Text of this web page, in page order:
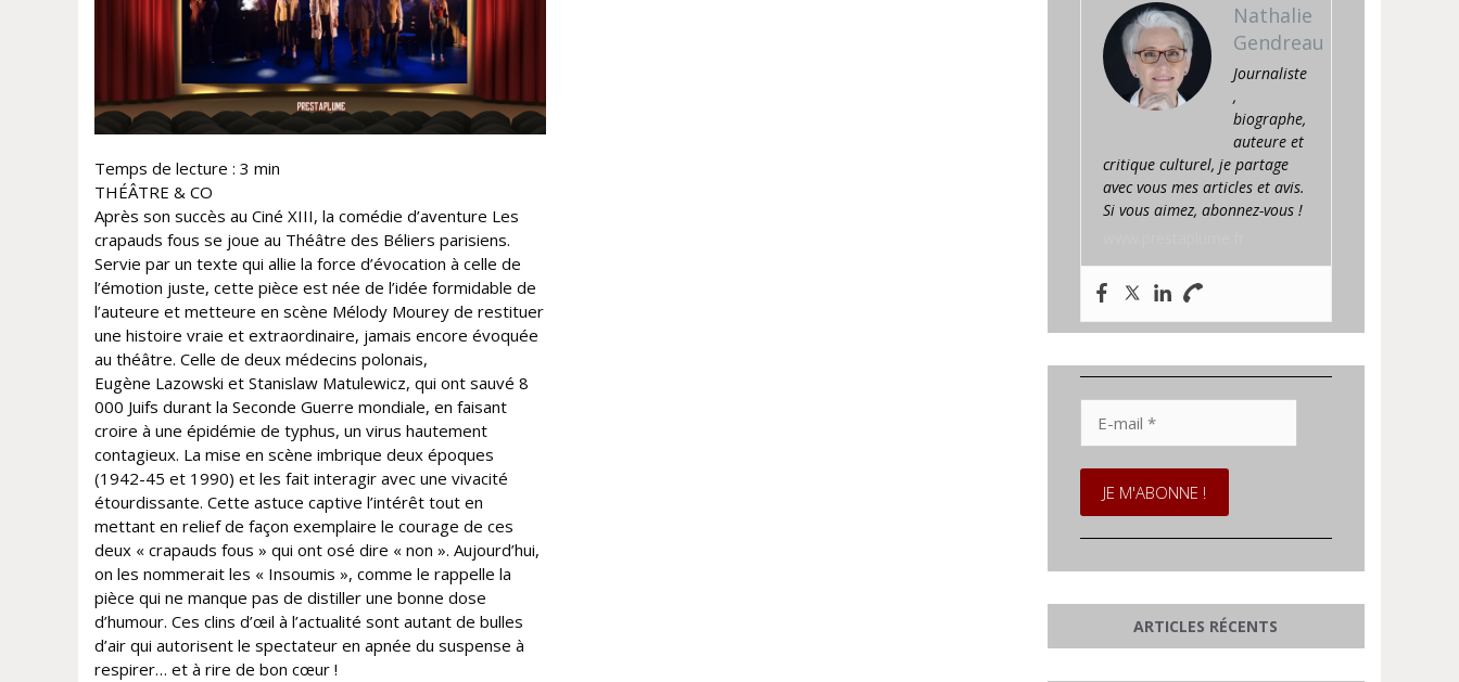
Temps de lecture : 3 min
THÉÂTRE & CO
Après son succès au Ciné XIII, la comédie d’aventure Les
crapauds fous se joue au Théâtre des Béliers parisiens.
Servie par un texte qui allie la force d’évocation à celle de
l’émotion juste, cette pièce est née de l’idée formidable de
l’auteure et metteure en scène Mélody Mourey de restituer
une histoire vraie et extraordinaire, jamais encore évoquée
au théâtre. Celle de deux médecins polonais,
Eugène Lazowski et Stanislaw Matulewicz, qui ont sauvé 8
000 Juifs durant la Seconde Guerre mondiale, en faisant
croire à une épidémie de typhus, un virus hautement
contagieux. La mise en scène imbrique deux époques
(1942-45 et 1990) et les fait interagir avec une vivacité
étourdissante. Cette astuce captive l’intérêt tout en
mettant en relief de façon exemplaire le courage de ces
deux « crapauds fous » qui ont osé dire « non ». Aujourd’hui,
on les nommerait les « Insoumis », comme le rappelle la
pièce qui ne manque pas de distiller une bonne dose
d’humour. Ces clins d’œil à l’actualité sont autant de bulles
d’air qui autorisent le spectateur en apnée du suspense à
respirer… et à rire de bon cœur !
Nathalie
Gendreau
Journaliste
,
biographe,
auteure et
critique culturel, je partage
avec vous mes articles et avis.
Si vous aimez, abonnez-vous !
mail
*
ARTICLES RÉCENTS